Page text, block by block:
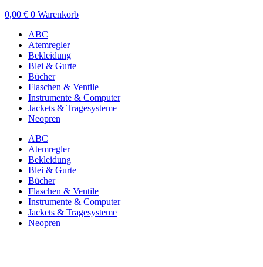
0,00 € 0 Warenkorb
ABC
Atemregler
Bekleidung
Blei & Gurte
Bücher
Flaschen & Ventile
Instrumente & Computer
Jackets & Tragesysteme
Neopren
ABC
Atemregler
Bekleidung
Blei & Gurte
Bücher
Flaschen & Ventile
Instrumente & Computer
Jackets & Tragesysteme
Neopren